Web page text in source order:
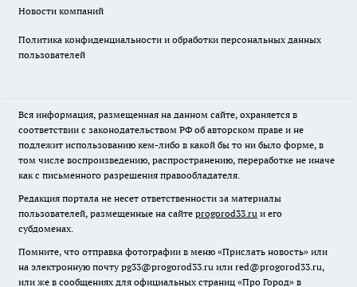
Новости компаний
Политика конфиденциальности и обработки персональных данных
пользователей
Вся информация, размещенная на данном сайте, охраняется в
соответствии с законодательством РФ об авторском праве и не
подлежит использованию кем-либо в какой бы то ни было форме, в
том числе воспроизведению, распространению, переработке не иначе
как с письменного разрешения правообладателя.
Редакция портала не несет ответственности за материалы
пользователей, размещенные на сайте progorod33.ru и его
субдоменах.
Помните, что отправка фотографии в меню «Прислать новость» или
на электронную почту pg33@progorod33.ru или red@progorod33.ru,
или же в сообщениях для официальных страниц «Про Город» в